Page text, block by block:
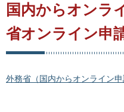
国内からオンラ
省オンライン申
外務省（国内からオンライン